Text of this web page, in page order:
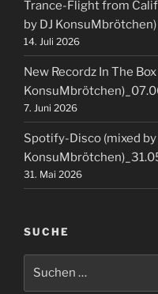
Trance-Flight from
by DJ
14. Juli 2026
New Recordz In The
7. Juni 2026
Spotify-Disco (mixed by
31. Mai 2026
SUCHE